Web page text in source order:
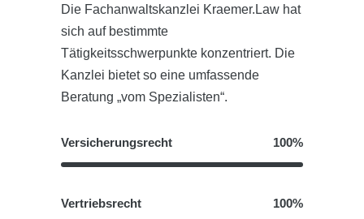
Die Fachanwaltskanzlei Kraemer.Law hat
sich auf bestimmte
Tätigkeitsschwerpunkte konzentriert. Die
Kanzlei bietet so eine umfassende
Beratung „vom Spezialisten“.
Versicherungsrecht 100%
Vertriebsrecht 100%